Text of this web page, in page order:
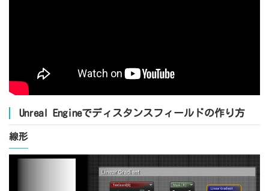
Unreal Engineでディスタンスフィールドの作り方
線形